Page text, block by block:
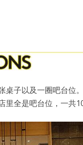
桌子以及一圈吧台位
全是吧台位，一共10